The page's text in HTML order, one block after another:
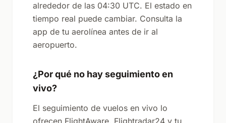
alrededor de las 04:30 UTC. El estado en
tiempo real puede cambiar. Consulta la
app de tu aerolínea antes de ir al
aeropuerto.
¿Por qué no hay seguimiento en
vivo?
El seguimiento de vuelos en vivo lo
ofrecen FlightAware, Flightradar24 y tu